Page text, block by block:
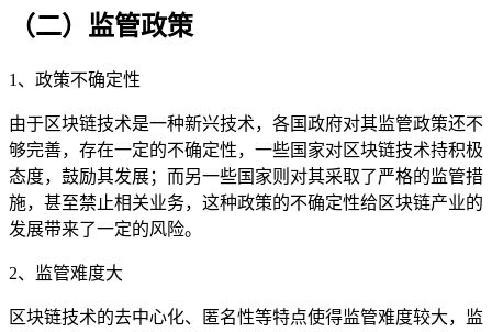
（二）监管政策
1、政策不确定性
由于区块链技术是一种新兴技术，各国政府对其监管政策还不
够完善，存在一定的不确定性，一些国家对区块链技术持积极
态度，鼓励其发展；而另一些国家则对其采取了严格的监管措
施，甚至禁止相关业务，这种政策的不确定性给区块链产业的
发展带来了一定的风险。
2、监管难度大
区块链技术的去中心化、匿名性等特点使得监管难度较大，监